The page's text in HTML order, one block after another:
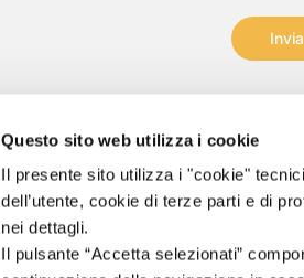
Questo sito web utilizza i cookie
Il presente sito utilizza i "cookie"
dell’utente, cookie di terze parti e di
nei dettagli.
Il pulsante “Accetta selezionati”
Invia
2024 – © Flashpoint s.r.l.
Tutti i diritti sono riservati.
Partita IVA 01479600502